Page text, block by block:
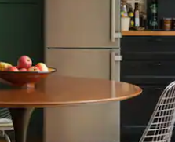
nahoru a dolů, dotykem